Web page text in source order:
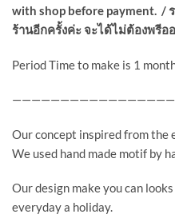
with shop before payment. /
ร้านอีกครั้งค่ะ จะได้ไม่ต้องพรีอ
Period Time to make is 1
Our concept inspired from the
We used hand made motif by
Our design make you can
everyday a holiday.